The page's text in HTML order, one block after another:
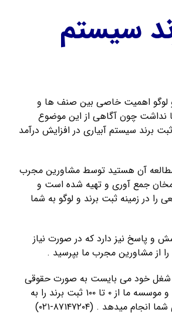
سیستم
لوگو اهمیت خاصی بین صنف ها و
نداشت چون آگاهی از این موضوع
برند سیستم آبیاری در افزایش درآمد
آن هستید توسط مشاورین مجرب
جمع آوری و تهیه شده است و
را در زمینه ثبت برند و لوگو به شما
و پاسخ نیز دارد که در صورت نیاز
را از مشاورین مجرب ما بپرسید .
شغل خود می بایست به صورت حقوقی
آن را به ثبت برسانید و موسسه ما از ۰ تا ۱۰۰ ثبت برند را به
میدهد . (۸۷۱۴۷۲۰۴-۰۲۱)